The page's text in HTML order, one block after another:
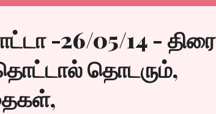
-26/05/14 - திரை
தொடரும்,